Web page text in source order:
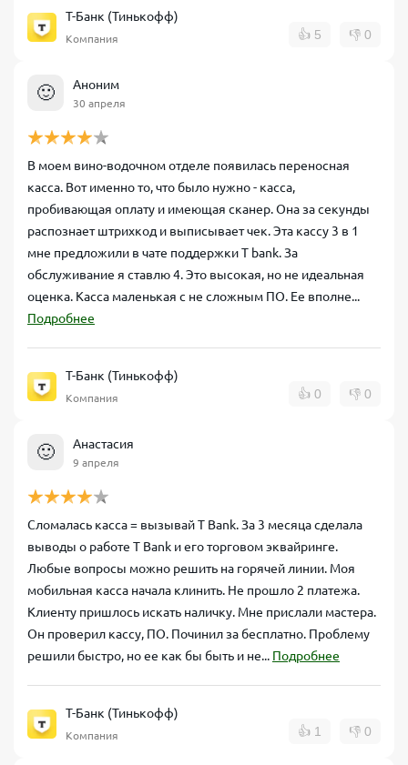
Т-Банк (Тинькофф)
Компания 👍 5 👎 0
🙂 Аноним
30 апреля
В моем вино-водочном отделе появилась переносная
касса. Вот именно то, что было нужно - касса,
пробивающая оплату и имеющая сканер. Она за секунды
распознает штрихкод и выписывает чек. Эта кассу 3 в 1
мне предложили в чате поддержки T bank. За
обслуживание я ставлю 4. Это высокая, но не идеальная
оценка. Касса маленькая с не сложным ПО. Ее вполне...
Подробнее
Т-Банк (Тинькофф)
Компания 👍 0 👎 0
🙂 Анастасия
9 апреля
Сломалась касса = вызывай T Bank. За 3 месяца сделала
выводы о работе T Bank и его торговом эквайринге.
Любые вопросы можно решить на горячей линии. Моя
мобильная касса начала клинить. Не прошло 2 платежа.
Клиенту пришлось искать наличку. Мне прислали мастера.
Он проверил кассу, ПО. Починил за бесплатно. Проблему
решили быстро, но ее как бы быть и не... Подробнее
Т-Банк (Тинькофф)
Компания 👍 1 👎 0